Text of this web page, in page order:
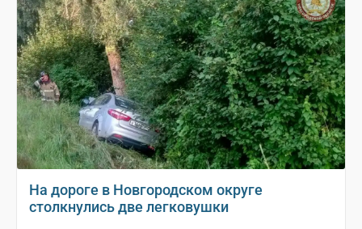
На дороге в Новгородском округе
столкнулись две легковушки